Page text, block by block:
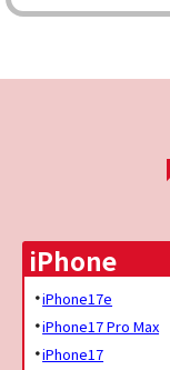
iPhone
iPhone17e
iPhone17 Pro Max
iPhone17